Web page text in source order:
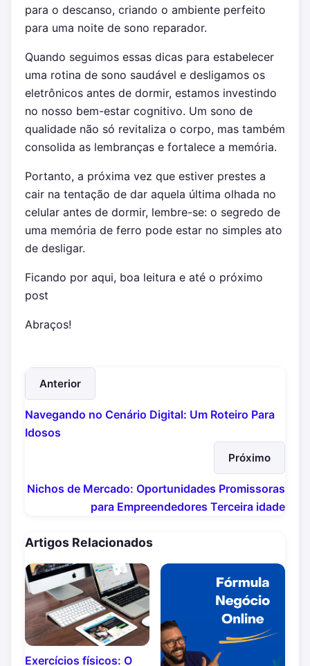
para o descanso, criando o ambiente perfeito
para uma noite de sono reparador.
Quando seguimos essas dicas para estabelecer
uma rotina de sono saudável e desligamos os
eletrônicos antes de dormir, estamos investindo
no nosso bem-estar cognitivo. Um sono de
qualidade não só revitaliza o corpo, mas também
consolida as lembranças e fortalece a memória.
Portanto, a próxima vez que estiver prestes a
cair na tentação de dar aquela última olhada no
celular antes de dormir, lembre-se: o segredo de
uma memória de ferro pode estar no simples ato
de desligar.
Ficando por aqui, boa leitura e até o próximo
post
Abraços!
Anterior
Navegando no Cenário Digital: Um Roteiro Para
Idosos
Próximo
Nichos de Mercado: Oportunidades Promissoras
para Empreendedores Terceira idade
Artigos Relacionados
Exercícios físicos: O